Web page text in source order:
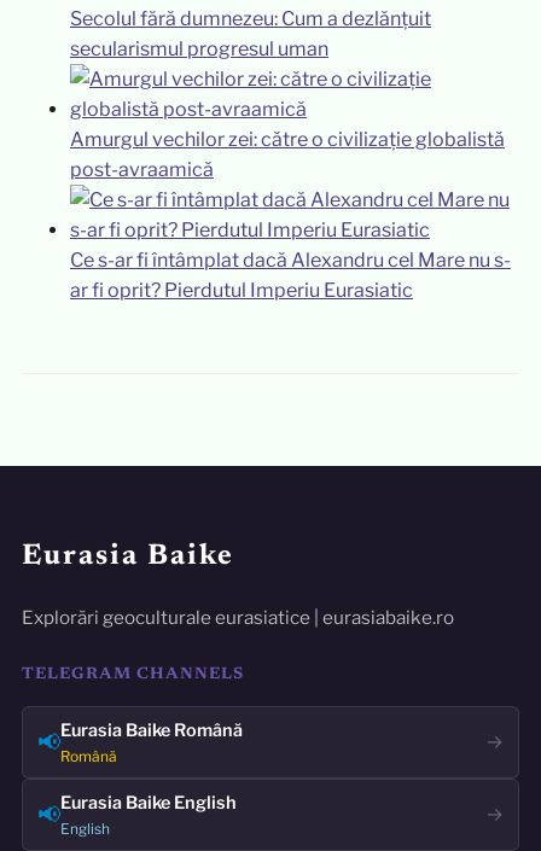
Secolul fără dumnezeu: Cum a dezlănțuit
secularismul progresul uman
Amurgul vechilor zei: către o civilizație globalistă
post-avraamică
Ce s-ar fi întâmplat dacă Alexandru cel Mare nu s-
ar fi oprit? Pierdutul Imperiu Eurasiatic
Eurasia Baike
Explorări geoculturale eurasiatice | eurasiabaike.ro
TELEGRAM CHANNELS
📢Eurasia Baike Română
Română
→
📢Eurasia Baike English
English
→